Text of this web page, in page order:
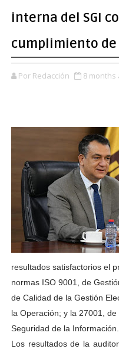
interna del SGI
cumplimiento de
Por Redacción 8 months
resultados satisfactorios el
normas ISO 9001, de
de Calidad de la Gestión
la Operación; y la 27001,
Seguridad de la Información.
Los resultados de la